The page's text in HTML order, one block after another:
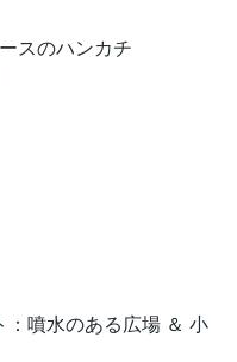
スのハンカチ
噴水のある広場 ＆ 小